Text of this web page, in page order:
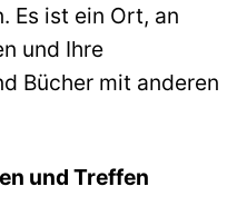
Es ist ein Ort, an
und Ihre
Bücher mit anderen
und Treffen